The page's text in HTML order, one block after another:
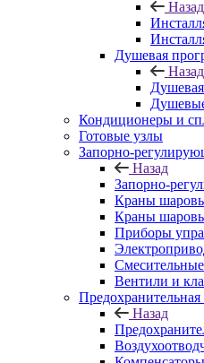
Назад
Душевая
Назад
Кондиционеры и
Готовые узлы
Запорно-
Назад
Запорно-
Краны
Краны
Приборы
Вентили и
Предохранительная
Назад